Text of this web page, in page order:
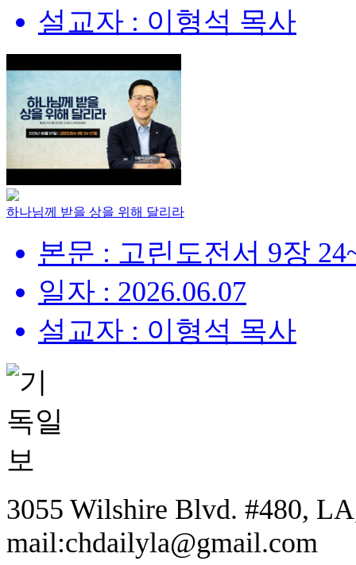
설교자 : 이형석 목사
하나님께 받을 상을 위해 달리라
본문 : 고린도전서 9장
일자 : 2026.06.07
설교자 : 이형석 목사
3055 Wilshire Blvd. #480,
mail:chdailyla@gmail.com